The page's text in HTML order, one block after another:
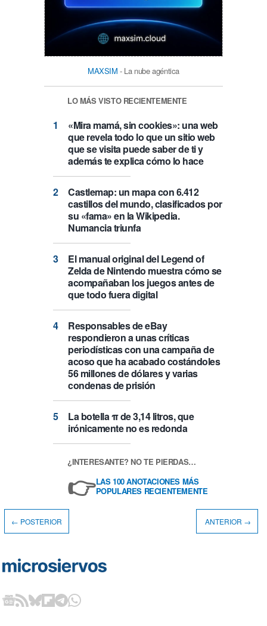
MAXSIM - La nube agéntica
LO MÁS VISTO RECIENTEMENTE
«Mira mamá, sin cookies»: una web
que revela todo lo que un sitio web
que se visita puede saber de ti y
además te explica cómo lo hace
Castlemap: un mapa con 6.412
castillos del mundo, clasificados por
su «fama» en la Wikipedia.
Numancia triunfa
El manual original del Legend of
Zelda de Nintendo muestra cómo se
acompañaban los juegos antes de
que todo fuera digital
Responsables de eBay
respondieron a unas críticas
periodísticas con una campaña de
acoso que ha acabado costándoles
56 millones de dólares y varias
condenas de prisión
La botella π de 3,14 litros, que
irónicamente no es redonda
¿INTERESANTE? NO TE PIERDAS…
👉LAS 100 ANOTACIONES MÁS
POPULARES RECIENTEMENTE
← POSTERIOR ANTERIOR →